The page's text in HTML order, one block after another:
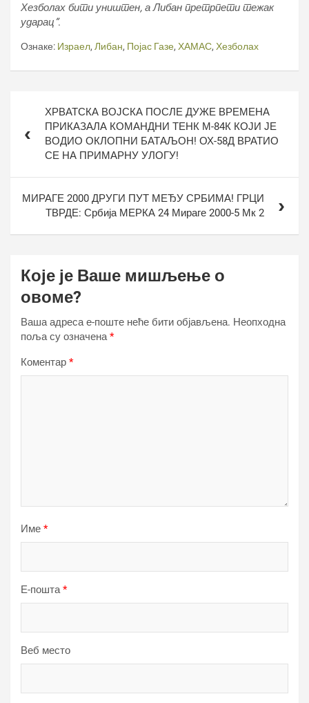
Хезболах бити уништен, а Либан претрпети тежак
ударац”.
Ознаке: Израел, Либан, Појас Газе, ХАМАС, Хезболах
чланкаХРВАТСКА ВОЈСКА ПОСЛЕ ДУЖЕ ВРЕМЕНА
ПРИКАЗАЛА КОМАНДНИ ТЕНК М-84К КОЈИ ЈЕ
ВОДИО ОКЛОПНИ БАТАЉОН! ОХ-58Д ВРАТИО
СЕ НА ПРИМАРНУ УЛОГУ!
МИРАГЕ 2000 ДРУГИ ПУТ МЕЂУ СРБИМА! ГРЦИ
ТВРДЕ: Србија МЕРКА 24 Мираге 2000-5 Мк 2
Које је Ваше мишљење о
овоме?
Ваша адреса е-поште неће бити објављена. Неопходна
поља су означена*
Коментар *
Име *
Е-пошта*
Веб место